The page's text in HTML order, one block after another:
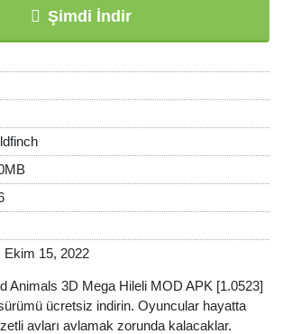
Şimdi İndir
Ekim 15, 2022
Animals 3D Mega Hileli MOD APK [1.0523]
ücretsiz indirin. Oyuncular hayatta
avları avlamak zorunda kalacaklar.